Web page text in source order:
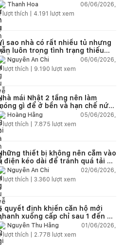
Thanh Hoa
06/06/2026,
lượt thích | 4.191 lượt xem
sao nhà có rất nhiều tủ nhưng
luôn trong tình trạng thiếu
chứa đồ?
Nguyễn An Chi
06/06/2026,
lượt thích | 9.190 lượt xem
mái Nhật 2 tầng nên làm
gì để ở bền và hạn chế nứt
Hoàng Hằng
05/06/2026,
lượt thích | 7.875 lượt xem
thiết bị không nên cắm vào
điện kéo dài để tránh quá tải và
cháy trong nhà
Nguyễn An Chi
02/06/2026,
lượt thích | 3.360 lượt xem
quyết định khiến căn hộ mới
xuống cấp chỉ sau 1 đến 2
Nguyễn Thu Hằng
01/06/2026,
lượt thích | 2.778 lượt xem